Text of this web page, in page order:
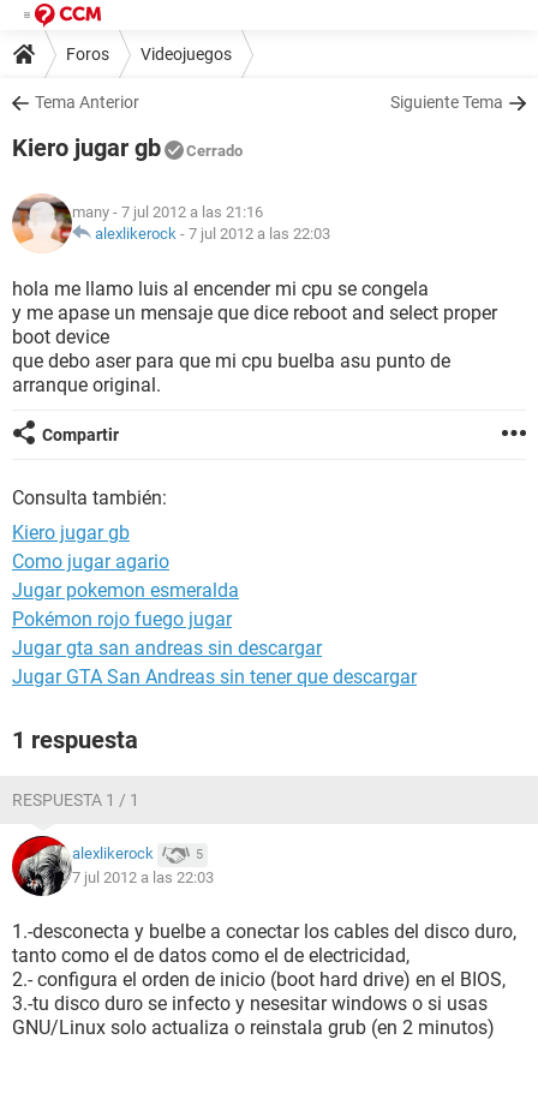
Foros Videojuegos
Tema Anterior Siguiente Tema
Kiero jugar gb Cerrado
many - 7 jul 2012 a las 21:16
alexlikerock - 7 jul 2012 a las 22:03
hola me llamo luis al encender mi cpu se congela
y me apase un mensaje que dice reboot and select proper
boot device
que debo aser para que mi cpu buelba asu punto de
arranque original.
Compartir
Consulta también:
Kiero jugar gb
Como jugar agario
Jugar pokemon esmeralda
Pokémon rojo fuego jugar
Jugar gta san andreas sin descargar
Jugar GTA San Andreas sin tener que descargar
1 respuesta
RESPUESTA 1 / 1
alexlikerock 5
7 jul 2012 a las 22:03
1.-desconecta y buelbe a conectar los cables del disco duro,
tanto como el de datos como el de electricidad,
2.- configura el orden de inicio (boot hard drive) en el BIOS,
3.-tu disco duro se infecto y nesesitar windows o si usas
GNU/Linux solo actualiza o reinstala grub (en 2 minutos)